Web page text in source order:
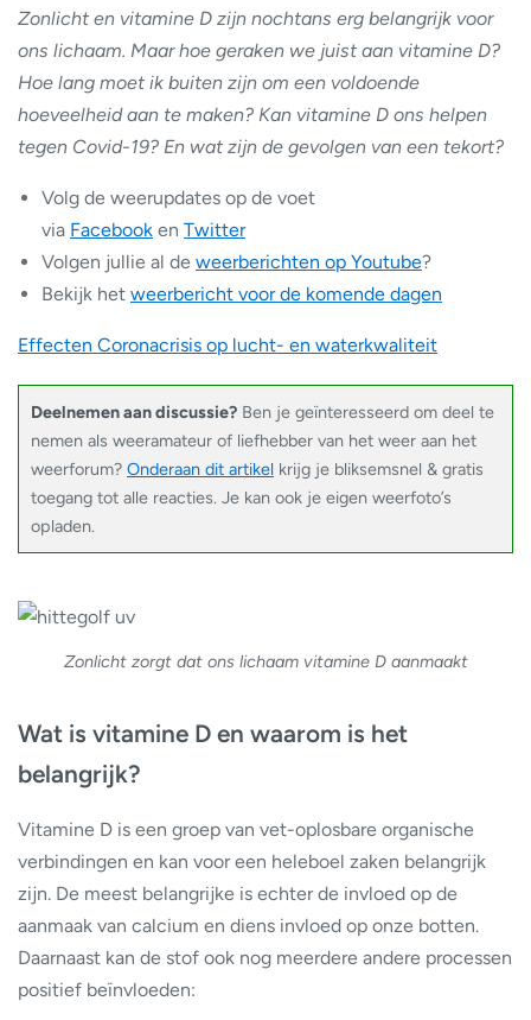
Zonlicht en vitamine D zijn nochtans erg belangrijk voor
ons lichaam. Maar hoe geraken we juist aan vitamine D?
Hoe lang moet ik buiten zijn om een voldoende
hoeveelheid aan te maken? Kan vitamine D ons helpen
tegen Covid-19? En wat zijn de gevolgen van een tekort?
Volg de weerupdates op de voet
via Facebook en Twitter
Volgen jullie al de weerberichten op Youtube?
Bekijk het weerbericht voor de komende dagen
Effecten Coronacrisis op lucht- en waterkwaliteit
Deelnemen aan discussie? Ben je geïnteresseerd om deel te
nemen als weeramateur of liefhebber van het weer aan het
weerforum? Onderaan dit artikel krijg je bliksemsnel & gratis
toegang tot alle reacties. Je kan ook je eigen weerfoto’s
opladen.
Zonlicht zorgt dat ons lichaam vitamine D aanmaakt
Wat is vitamine D en waarom is het
belangrijk?
Vitamine D is een groep van vet-oplosbare organische
verbindingen en kan voor een heleboel zaken belangrijk
zijn. De meest belangrijke is echter de invloed op de
aanmaak van calcium en diens invloed op onze botten.
Daarnaast kan de stof ook nog meerdere andere processen
positief beïnvloeden: